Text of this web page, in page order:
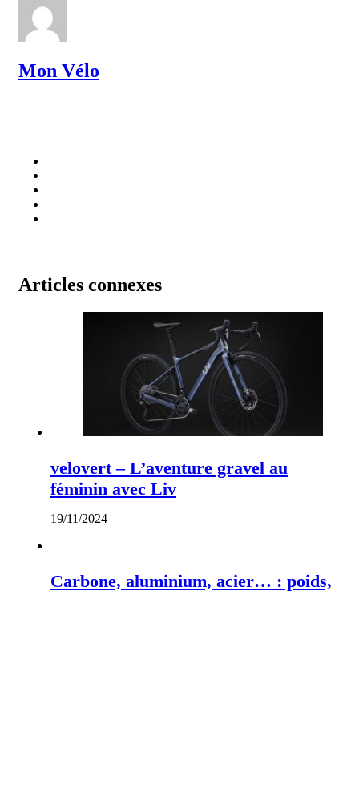
Mon Vélo
Articles connexes
velovert – L’aventure gravel au
féminin avec Liv
19/11/2024
Carbone, aluminium, acier… : poids,